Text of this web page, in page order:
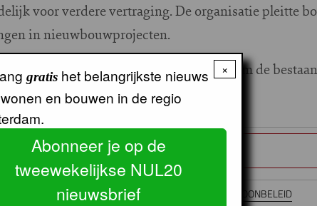
voor verdere vertraging. De organisatie pleitte
in nieuwbouwprojecten.
woningcorporaties, voerde de druk op om de
behouden. (DB)
wet al in juli 2025
WONINGCORPORATIES WONINGPRODUCTIE WOONBELEID
×
gratis het belangrijkste nieuws
en bouwen in de regio
Abonneer je op de
tweewekelijkse NUL20
nieuwsbrief